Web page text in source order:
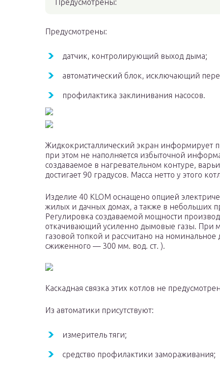
Предусмотрены:
Предусмотрены:
датчик, контролирующий выход дыма;
автоматический блок, исключающий
профилактика заклинивания насосов.
Жидкокристаллический экран информирует
при этом не наполняется избыточной
создаваемое в нагревательном контуре,
достигает 90 градусов. Масса нетто у этого
Изделие 40 KLOM оснащено опцией
жилых и дачных домах, а также в небольших
Регулировка создаваемой мощности
откачивающий усиленно дымовые газы. При
газовой топкой и рассчитано на
сжиженного — 300 мм. вод. ст. ).
Каскадная связка этих котлов не
Из автоматики присутствуют:
измеритель тяги;
средство профилактики замораживания;